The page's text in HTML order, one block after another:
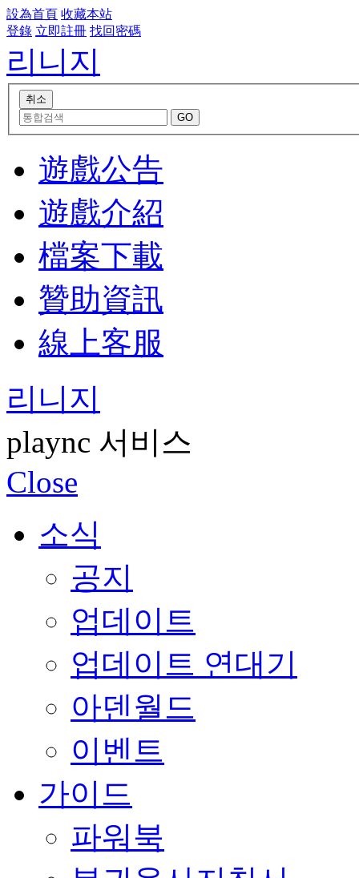
設為首頁 收藏本站
登錄 立即註冊 找回密碼
리니지
遊戲公告
遊戲介紹
檔案下載
贊助資訊
線上客服
리니지
plaync 서비스
Close
소식
공지
업데이트
업데이트 연대기
아덴월드
이벤트
가이드
파워북